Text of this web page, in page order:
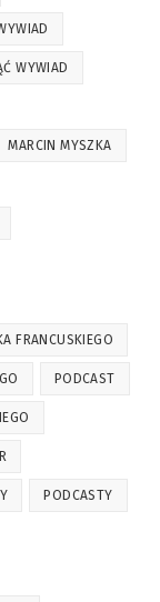
WYWIAD
MARCIN MYSZKA
FRANCUSKIEGO
PODCAST
PODCASTY